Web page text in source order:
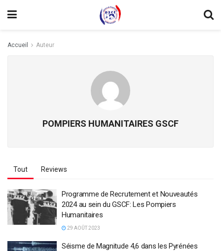
Accueil Auteur
POMPIERS HUMANITAIRES GSCF
Tout Reviews
Programme de Recrutement et Nouveautés
2024 au sein du GSCF: Les Pompiers
Humanitaires
29 AOÛT 2023
Séisme de Magnitude 4,6 dans les Pyrénées